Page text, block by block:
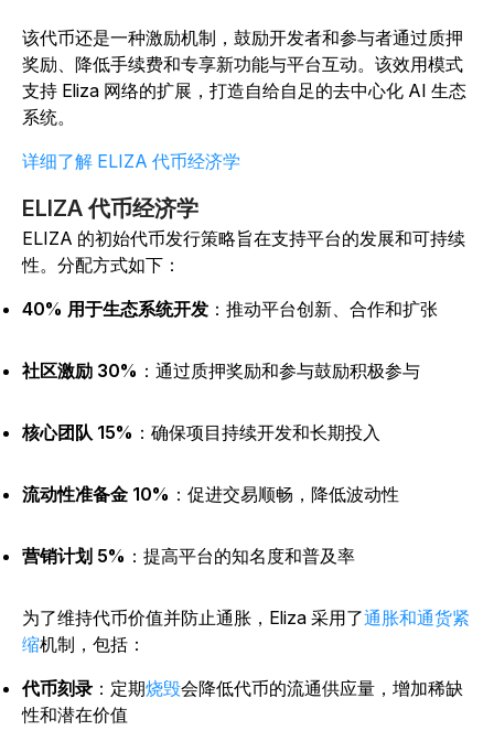
该代币还是一种激励机制，鼓励开发者和参与者通过质押
奖励、降低手续费和专享新功能与平台互动。该效用模式
支持 Eliza 网络的扩展，打造自给自足的去中心化 AI 生态
系统。
详细了解 ELIZA 代币经济学
ELIZA 代币经济学
ELIZA 的初始代币发行策略旨在支持平台的发展和可持续
性。分配方式如下：
40% 用于生态系统开发 ：推动平台创新、合作和扩张
社区激励 30% ：通过质押奖励和参与鼓励积极参与
核心团队 15% ：确保项目持续开发和长期投入
流动性准备金 10% ：促进交易顺畅，降低波动性
营销计划 5% ：提高平台的知名度和普及率
为了维持代币价值并防止通胀，Eliza 采用了通胀和通货紧
缩机制，包括：
代币刻录 ：定期烧毁会降低代币的流通供应量，增加稀缺
性和潜在价值